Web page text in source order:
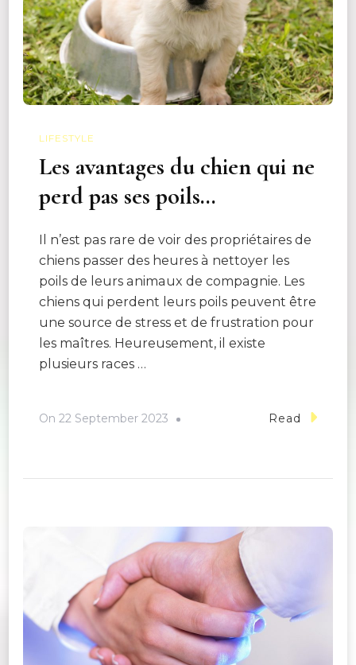
LIFESTYLE
Les avantages du chien qui ne
perd pas ses poils…
Il n’est pas rare de voir des propriétaires de
chiens passer des heures à nettoyer les
poils de leurs animaux de compagnie. Les
chiens qui perdent leurs poils peuvent être
une source de stress et de frustration pour
les maîtres. Heureusement, il existe
plusieurs races …
On 22 September 2023 Read